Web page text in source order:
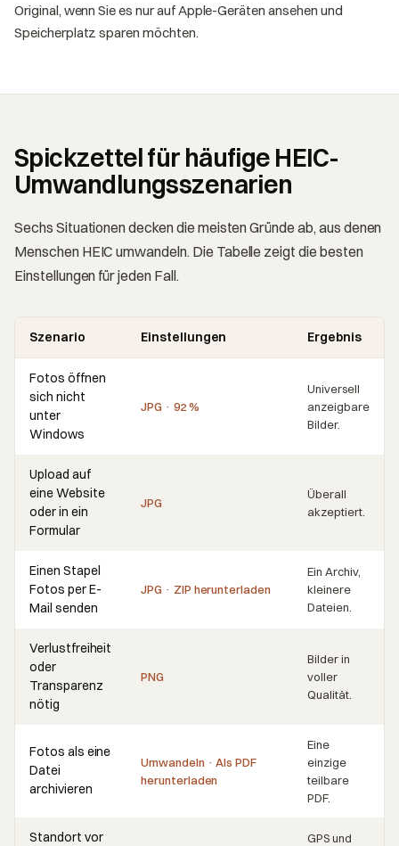
Original, wenn Sie es nur auf Apple-Geräten ansehen und
Speicherplatz sparen möchten.
Spickzettel für häufige HEIC-
Umwandlungsszenarien
Sechs Situationen decken die meisten Gründe ab, aus denen
Menschen HEIC umwandeln. Die Tabelle zeigt die besten
Einstellungen für jeden Fall.
Szenario Einstellungen Ergebnis
Fotos öffnen
sich nicht
unter
Windows
JPG · 92 %
Universell
anzeigbare
Bilder.
Upload auf
eine Website
oder in ein
Formular
JPG
Überall
akzeptiert.
Einen Stapel
Fotos per E-
Mail senden
JPG · ZIP herunterladen
Ein Archiv,
kleinere
Dateien.
Verlustfreiheit
oder
Transparenz
nötig
PNG
Bilder in
voller
Qualität.
Fotos als eine
Datei
archivieren
Umwandeln · Als PDF
herunterladen
Eine
einzige
teilbare
PDF.
Standort vor
GPS und